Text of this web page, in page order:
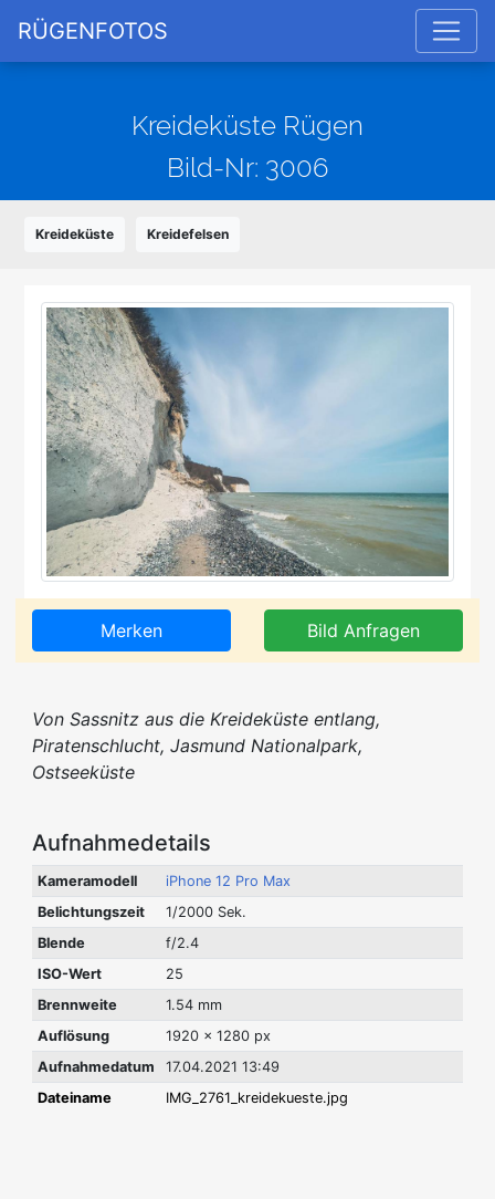
RÜGENFOTOS
Kreideküste Rügen
Bild-Nr: 3006
Kreideküste Kreidefelsen
Merken Bild Anfragen
Von Sassnitz aus die Kreideküste entlang,
Piratenschlucht, Jasmund Nationalpark,
Ostseeküste
Aufnahmedetails
Kameramodell
iPhone 12 Pro Max
Belichtungszeit
1/2000 Sek.
Blende
f/2.4
ISO-Wert
25
Brennweite
1.54 mm
Auflösung
1920 x 1280 px
Aufnahmedatum
17.04.2021 13:49
Dateiname
IMG_2761_kreidekueste.jpg